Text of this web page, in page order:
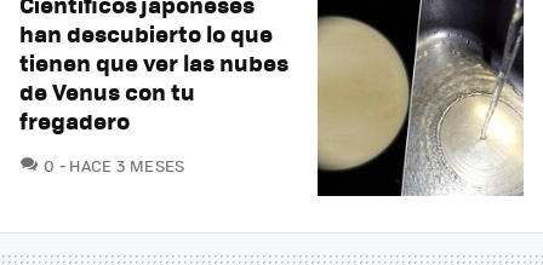
han descubierto lo que
tienen que ver las nubes
de Venus con tu
fregadero
0 COMENTARIOS
HACE 3 MESES